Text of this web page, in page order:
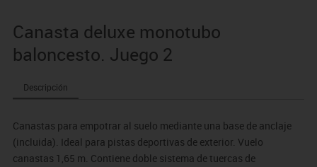
Canasta deluxe monotubo
baloncesto. Juego 2
Descripción
Canastas para empotrar al suelo mediante una base de anclaje
(incluida). Ideal para pistas deportivas de exterior. Vuelo
canastas 1,65 m. Contiene doble sistema de tuercas de